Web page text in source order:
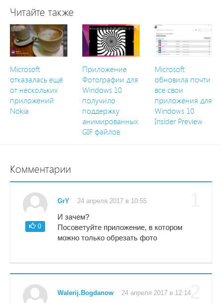
Читайте также
Microsoft
отказалась ещё
от нескольких
приложений
Nokia
Приложение
Фотографии для
Windows 10
получило
поддержку
анимированных
GIF файлов
Microsoft
обновила почти
все свои
приложения для
Windows 10
Insider Preview
Комментарии
0
GrY 24 апреля 2017 в 10:55
И зачем?
Посоветуйте приложение, в котором
можно только обрезать фото
2
Walerij.Bogdanow 24 апреля 2017 в 12:14